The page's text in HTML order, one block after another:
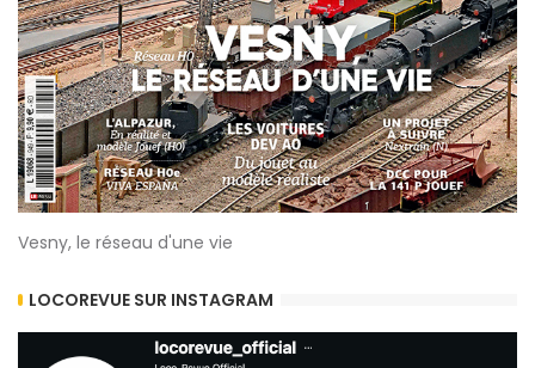
Vesny, le réseau d'une vie
LOCOREVUE SUR INSTAGRAM